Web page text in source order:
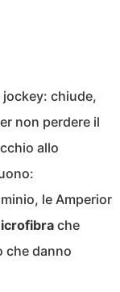
chiude,
non perdere il
allo
le Amperior
che
che danno